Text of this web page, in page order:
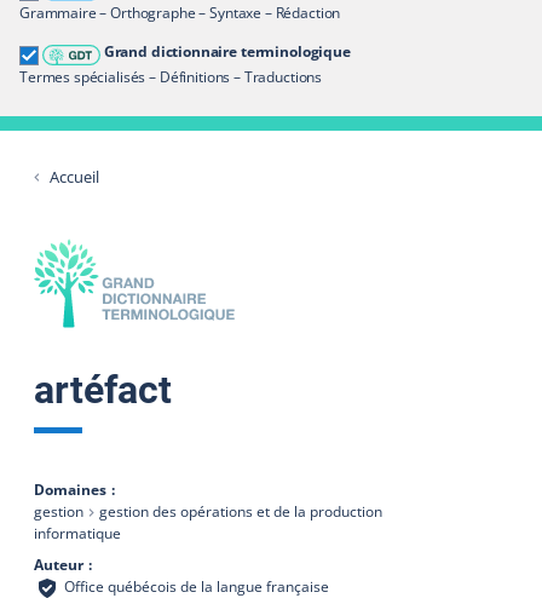
Grammaire – Orthographe – Syntaxe – Rédaction
Grand dictionnaire terminologique
Termes spécialisés – Définitions – Traductions
Restreindre aux termes
Accueil
artéfact
Domaines
gestion
gestion des opérations et de la production
informatique
Auteur
Office québécois de la langue française